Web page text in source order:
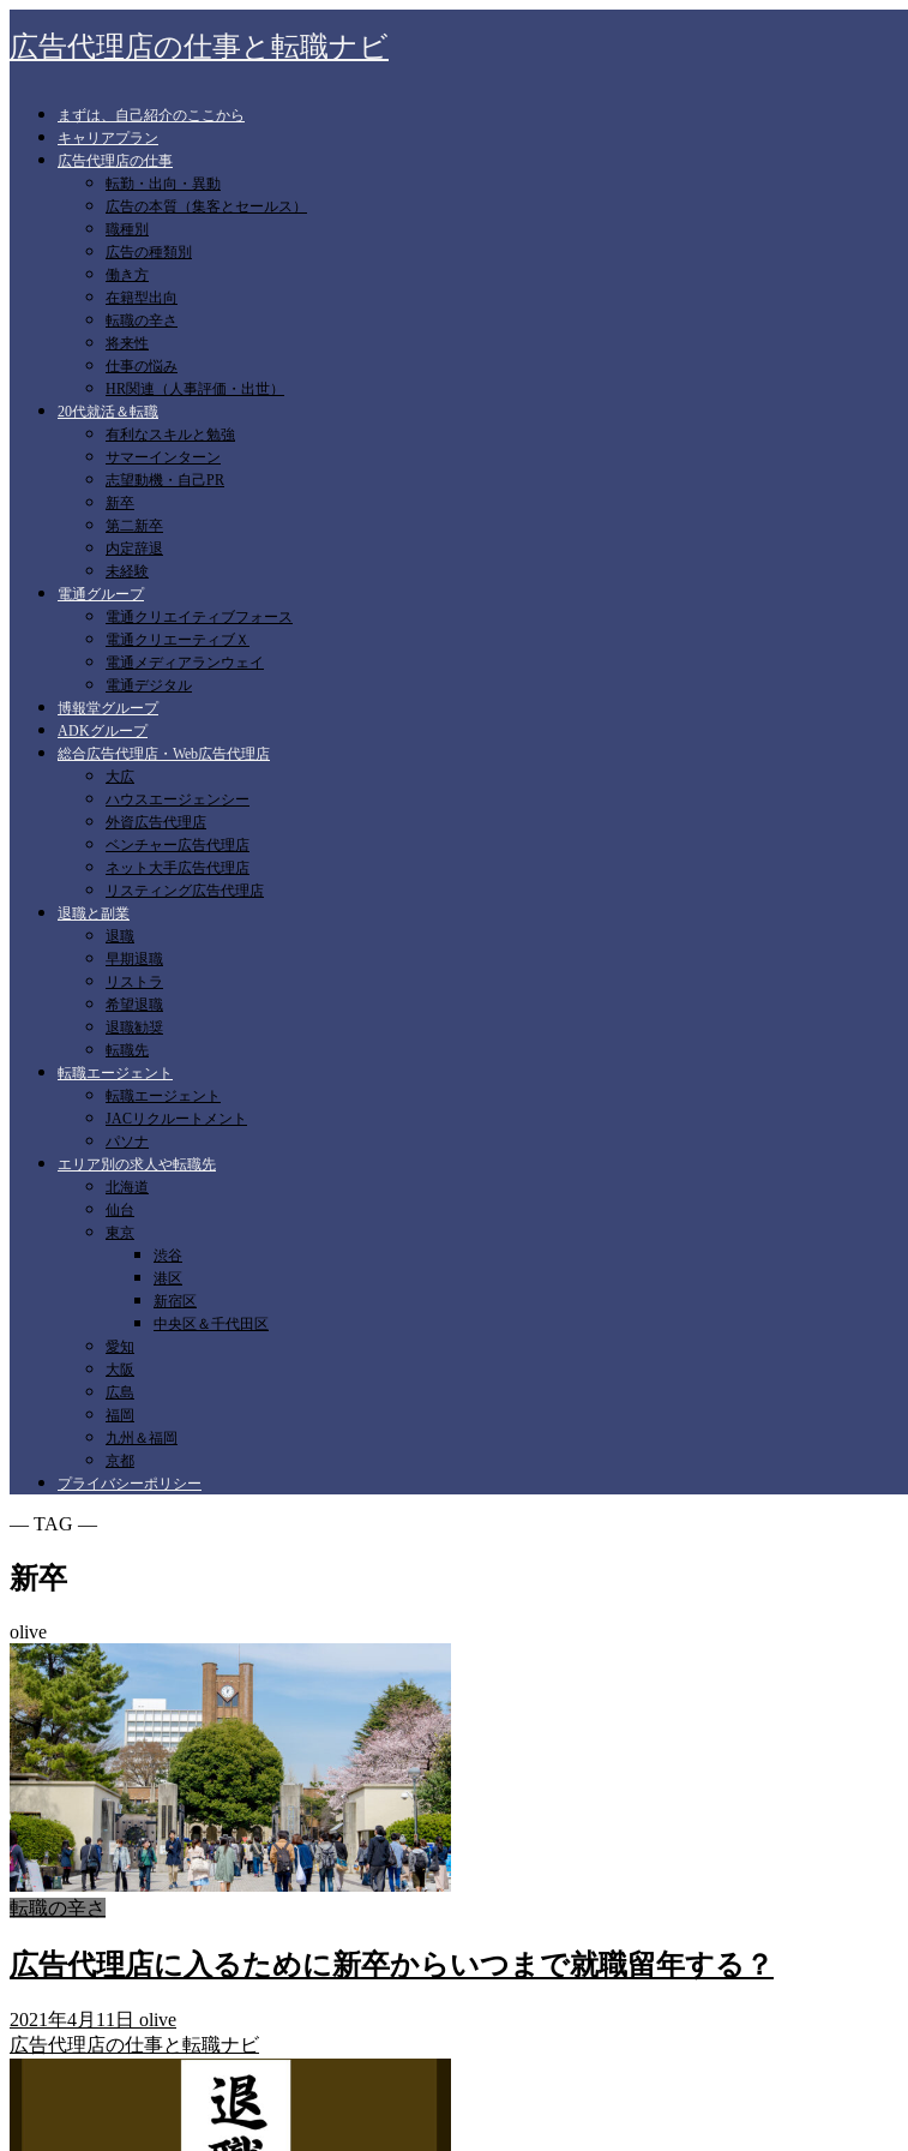
広告代理店の仕事と転職ナビ
まずは、自己紹介のここから
キャリアプラン
広告代理店の仕事
転勤・出向・異動
広告の本質（集客とセールス）
職種別
広告の種類別
働き方
在籍型出向
転職の辛さ
将来性
仕事の悩み
HR関連（人事評価・出世）
20代就活＆転職
有利なスキルと勉強
サマーインターン
志望動機・自己PR
新卒
第二新卒
内定辞退
未経験
電通グループ
電通クリエイティブフォース
電通クリエーティブＸ
電通メディアランウェイ
電通デジタル
博報堂グループ
ADKグループ
総合広告代理店・Web広告代理店
大広
ハウスエージェンシー
外資広告代理店
ベンチャー広告代理店
ネット大手広告代理店
リスティング広告代理店
退職と副業
退職
早期退職
リストラ
希望退職
退職勧奨
転職先
転職エージェント
転職エージェント
JACリクルートメント
パソナ
エリア別の求人や転職先
北海道
仙台
東京
渋谷
港区
新宿区
中央区＆千代田区
愛知
大阪
広島
福岡
九州＆福岡
京都
プライバシーポリシー
― TAG ―
新卒
olive
転職の辛さ
広告代理店に入るために新卒からいつまで就職留年する？
2021年4月11日 olive
広告代理店の仕事と転職ナビ